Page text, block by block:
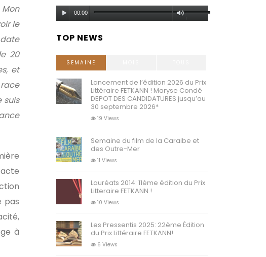
le
20
et
suis
pas
à
Audio00:00
Use
increase
volume.
TOP NEWS
SEMAINE
Lancement de l’édition 2026 du Prix
Littéraire FETKANN ! Maryse Condé
DEPOT DES CANDIDATURES jusqu’au
30 septembre 2026*
19 Views
Semaine du film de la Caraibe et
des Outre-Mer
11 Views
Lauréats 2014: 11ème édition du Prix
Litteraire FETKANN !
10 Views
Les Pressentis 2025: 22ème Édition
du Prix Littéraire FETKANN!
6 Views